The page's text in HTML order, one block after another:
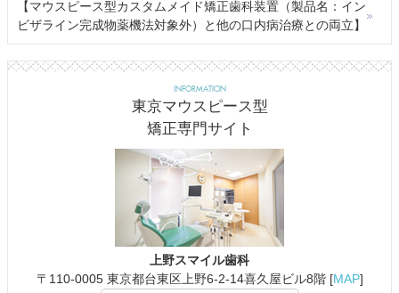
【マウスピース型カスタムメイド矯正歯科装置（製品名：イン
ビザライン完成物薬機法対象外）と他の口内病治療との両立】
INFORMATION
東京マウスピース型
矯正専門サイト
上野スマイル歯科
〒110-0005 東京都台東区上野6-2-14喜久屋ビル8階 [MAP]